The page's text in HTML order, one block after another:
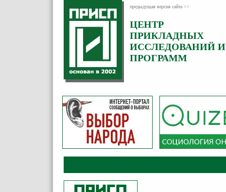
предыдущая версия сайта >>
ЦЕНТР
ПРИКЛАДНЫХ
ИССЛЕДОВАНИЙ И
ПРОГРАММ